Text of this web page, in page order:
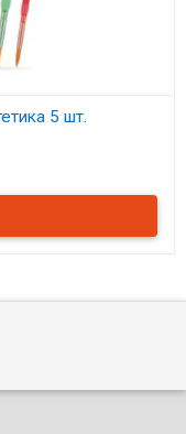
5 шт.